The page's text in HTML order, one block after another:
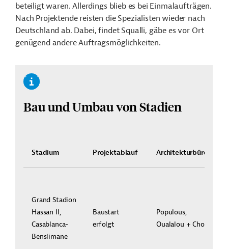
beteiligt waren. Allerdings blieb es bei Einmalaufträgen.
Nach Projektende reisten die Spezialisten wieder nach
Deutschland ab. Dabei, findet Squalli, gäbe es vor Ort
genügend andere Auftragsmöglichkeiten.
Bau und Umbau von Stadien
Stadium Projektablauf Architekturbüro
Grand Stadion
Hassan II,
Casablanca-
Benslimane
Baustart
erfolgt
Populous,
Oualalou + Choi